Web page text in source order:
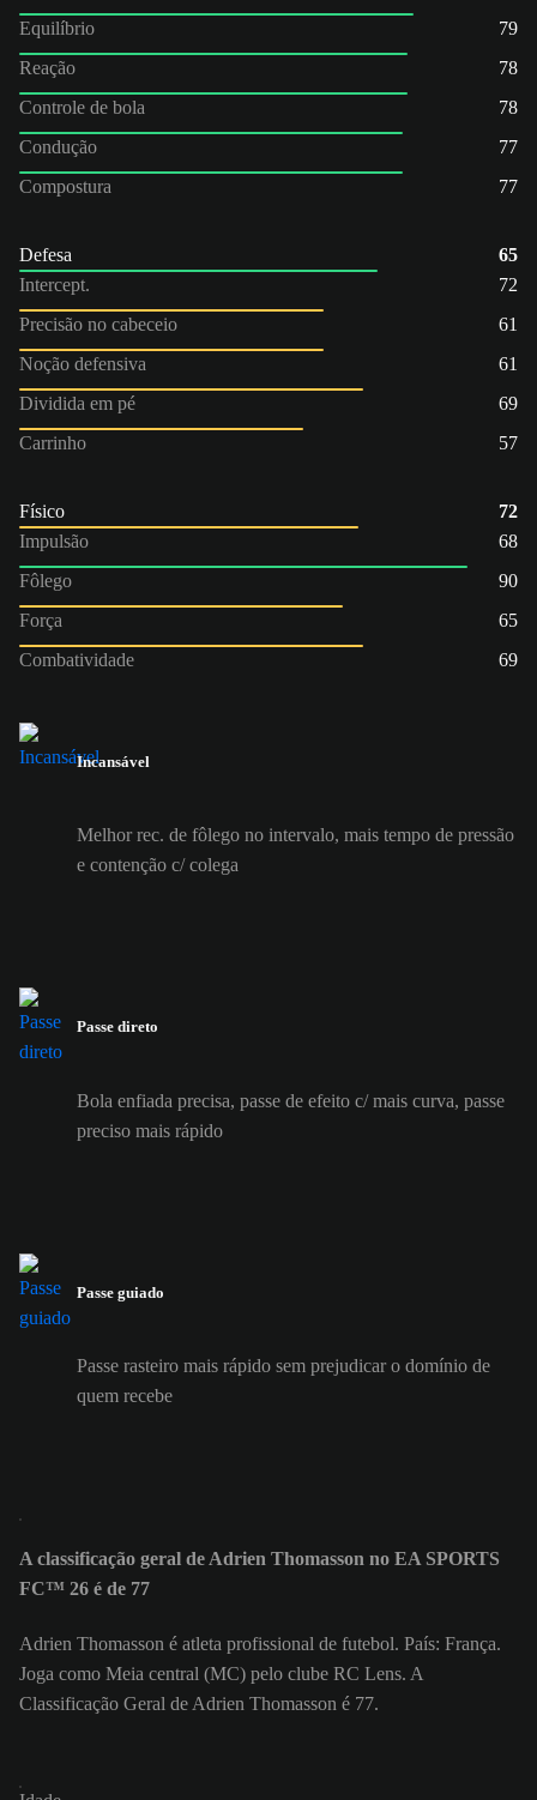
Equilíbrio
79
Reação
78
Controle de bola
78
Condução
77
Compostura
77
Defesa
65
Intercept.
72
Precisão no cabeceio
61
Noção defensiva
61
Dividida em pé
69
Carrinho
57
Físico
72
Impulsão
68
Fôlego
90
Força
65
Combatividade
69
Incansável
Melhor rec. de fôlego no intervalo, mais tempo de pressão
e contenção c/ colega
Passe direto
Bola enfiada precisa, passe de efeito c/ mais curva, passe
preciso mais rápido
Passe guiado
Passe rasteiro mais rápido sem prejudicar o domínio de
quem recebe
A classificação geral de Adrien Thomasson no EA SPORTS
FC™ 26 é de 77
Adrien Thomasson é atleta profissional de futebol. País: França.
Joga como Meia central (MC) pelo clube RC Lens. A
Classificação Geral de Adrien Thomasson é 77.